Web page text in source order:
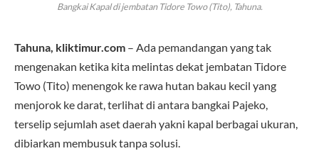
Bangkai Kapal di jembatan Tidore Towo (Tito), Tahuna.
Tahuna, kliktimur.com – Ada pemandangan yang tak
mengenakan ketika kita melintas dekat jembatan Tidore
Towo (Tito) menengok ke rawa hutan bakau kecil yang
menjorok ke darat, terlihat di antara bangkai Pajeko,
terselip sejumlah aset daerah yakni kapal berbagai ukuran,
dibiarkan membusuk tanpa solusi.